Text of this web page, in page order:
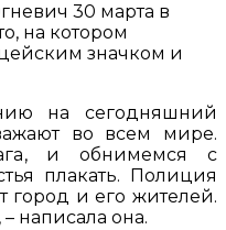
30 марта в
на котором
значком и
на сегодняшний
во всем мире.
и обнимемся с
плакать. Полиция
город и его жителей.
написала она.